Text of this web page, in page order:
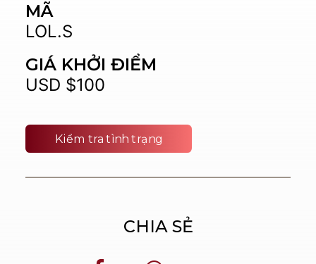
MÃ
LOL.S
GIÁ KHỞI ĐIỂM
USD $100
Kiểm tra tình trạng
CHIA SẺ